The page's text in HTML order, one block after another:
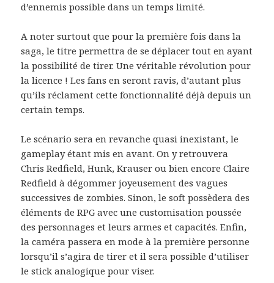
d’ennemis possible dans un temps limité.
A noter surtout que pour la première fois dans la
saga, le titre permettra de se déplacer tout en ayant
la possibilité de tirer. Une véritable révolution pour
la licence ! Les fans en seront ravis, d’autant plus
qu’ils réclament cette fonctionnalité déjà depuis un
certain temps.
Le scénario sera en revanche quasi inexistant, le
gameplay étant mis en avant. On y retrouvera
Chris Redfield, Hunk, Krauser ou bien encore Claire
Redfield à dégommer joyeusement des vagues
successives de zombies. Sinon, le soft possèdera des
éléments de RPG avec une customisation poussée
des personnages et leurs armes et capacités. Enfin,
la caméra passera en mode à la première personne
lorsqu’il s’agira de tirer et il sera possible d’utiliser
le stick analogique pour viser.